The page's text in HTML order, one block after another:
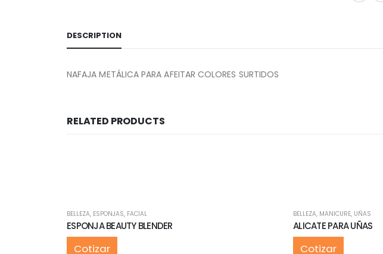
DESCRIPTION
NAFAJA METÁLICA PARA AFEITAR COLORES SURTIDOS
RELATED PRODUCTS
BELLEZA, ESPONJAS, FACIAL
ESPONJA BEAUTY BLENDER
Cotizar
BELLEZA, MANICURE, UÑAS
ALICATE PARA UÑAS
Cotizar